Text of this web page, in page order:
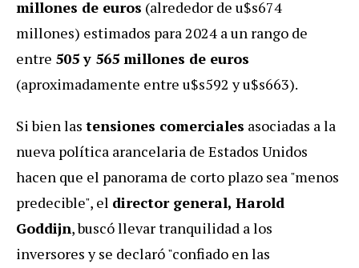
millones de euros (alrededor de u$s674
millones) estimados para 2024 a un rango de
entre 505 y 565 millones de euros
(aproximadamente entre u$s592 y u$s663).
Si bien las tensiones comerciales asociadas a la
nueva política arancelaria de Estados Unidos
hacen que el panorama de corto plazo sea "menos
predecible", el director general, Harold
Goddijn, buscó llevar tranquilidad a los
inversores y se declaró "confiado en las